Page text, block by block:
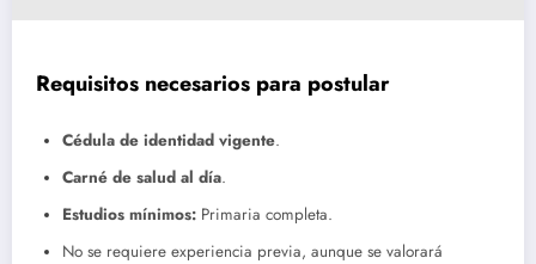
Requisitos necesarios para postular
Cédula de identidad vigente.
Carné de salud al día.
Estudios mínimos: Primaria completa.
No se requiere experiencia previa, aunque se valorará